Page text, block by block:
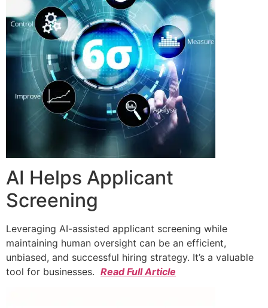
AI Helps Applicant
Screening
Leveraging AI-assisted applicant screening while
maintaining human oversight can be an efficient,
unbiased, and successful hiring strategy. It’s a valuable
tool for businesses. Read Full Article